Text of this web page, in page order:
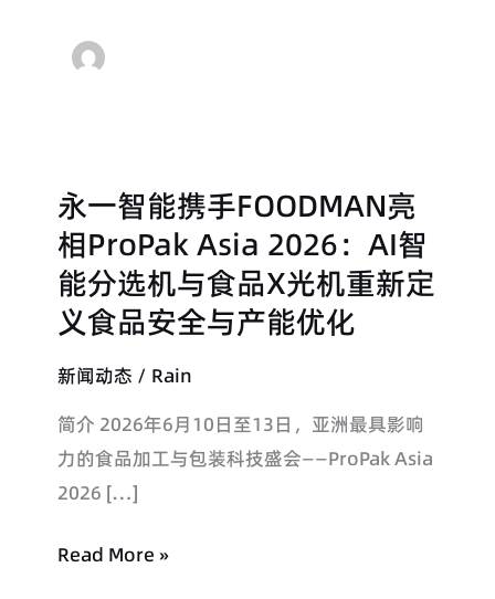
永一智能携手FOODMAN亮
相ProPak Asia 2026：AI智
能分选机与食品X光机重新定
义食品安全与产能优化
新闻动态 / Rain
简介 2026年6月10日至13日，亚洲最具影响
力的食品加工与包装科技盛会——ProPak Asia
2026 […]
永
一
智
能
携
手
亮
相
ProPak
Asia
Read More »